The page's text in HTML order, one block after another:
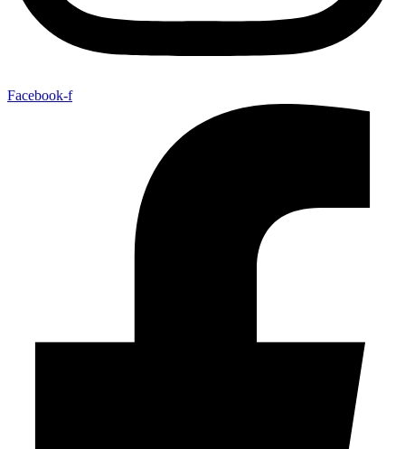
Facebook-f